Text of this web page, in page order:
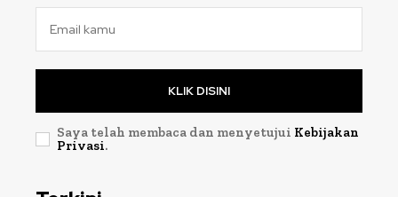
KLIK DISINI
Saya telah membaca dan menyetujui Kebijakan
Privasi.